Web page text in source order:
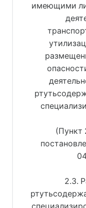
имеющими
(Пункт
2.3.